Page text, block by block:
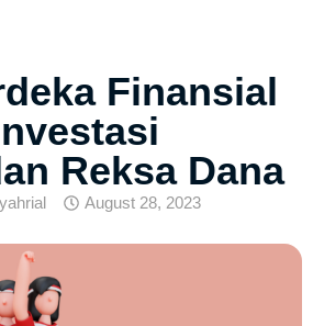
Finansial
Reksa Dana
August 28, 2023